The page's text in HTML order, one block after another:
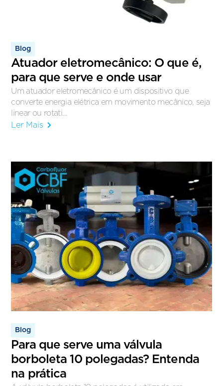
Blog
Atuador eletromecânico: O que é,
para que serve e onde usar
Um atuador eletromecânico é um dispositivo que
converte energia elétrica em movimento mecânico, seja
linear ou rotati...
Ler Mais
Blog
Para que serve uma válvula
borboleta 10 polegadas? Entenda
na prática